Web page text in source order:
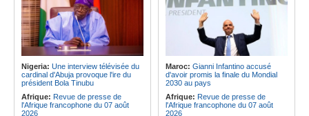
avec une branche des FDLR, les
zones d'ombre persistent
Centrafrique: Un gendarme détenu
par le groupe armé AAKG retrouve
la liberté
Rome et Kigali discutent
d'une possible externalisation au
pays des procédures d'asile à
destination de l'Italie
zones d'ombre persistent
Sud-Soudan:
Le pays à la croisée
des chemins, alerte l'ONU
Rwanda:Rome et Kigali discutent
d'une possible externalisation au
pays des procédures d'asile à
destination de l'Italie
Somalie:Le camp de Galkayo
frappé par une violente attaque des
Forces du Puntland
Nigeria: Une interview télévisée du
cardinal d'Abuja provoque l'ire du
président Bola Tinubu
Afrique: Revue de presse de
l'Afrique francophone du 07 août
2026
Maroc: Gianni Infantino accusé
d'avoir promis la finale du Mondial
2030 au pays
Afrique: Revue de presse de
l'Afrique francophone du 07 août
2026